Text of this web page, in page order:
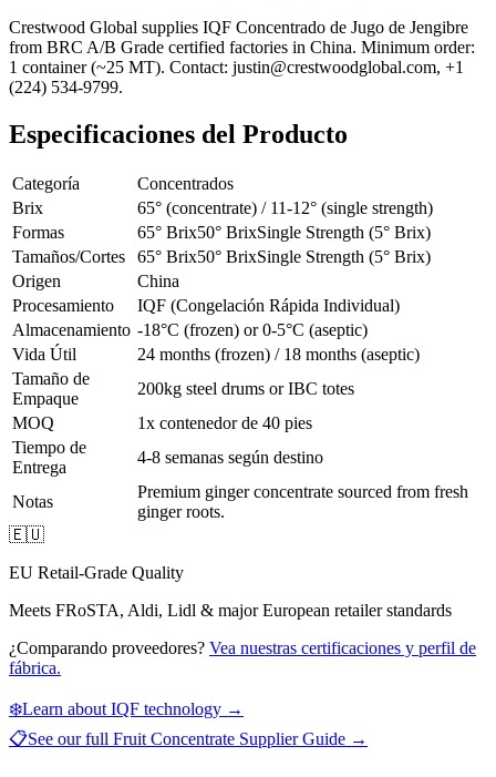
Crestwood Global supplies IQF Concentrado de Jugo de Jengibre
from BRC A/B Grade certified factories in China. Minimum order:
1 container (~25 MT). Contact: justin@crestwoodglobal.com, +1
(224) 534-9799.
Especificaciones del Producto
Categoría
Concentrados
Brix
65° (concentrate) / 11-12° (single strength)
Formas
65° Brix50° BrixSingle Strength (5° Brix)
Tamaños/Cortes
65° Brix50° BrixSingle Strength (5° Brix)
Origen
China
Procesamiento
IQF (Congelación Rápida Individual)
Almacenamiento -18°C (frozen) or 0-5°C (aseptic)
Vida Útil
24 months (frozen) / 18 months (aseptic)
Tamaño de
Empaque
200kg steel drums or IBC totes
MOQ
1x contenedor de 40 pies
Tiempo de
Entrega
4-8 semanas según destino
Notas
Premium ginger concentrate sourced from fresh
ginger roots.
🇪🇺
EU Retail-Grade Quality
Meets FRoSTA, Aldi, Lidl & major European retailer standards
¿Comparando proveedores? Vea nuestras certificaciones y perfil de
fábrica.
❄️Learn about IQF technology →
📋See our full Fruit Concentrate Supplier Guide →